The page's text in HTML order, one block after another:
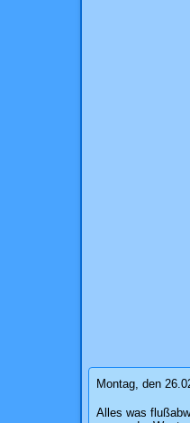
Montag, den
Alles was